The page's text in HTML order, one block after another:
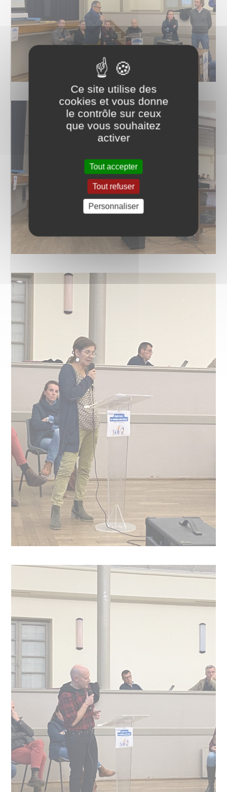
Ce site utilise des
cookies et vous donne
le contrôle sur ceux
que vous souhaitez
activer
Tout accepter
Tout refuser
Personnaliser